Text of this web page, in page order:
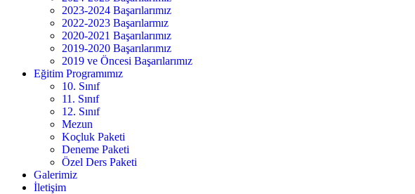
2023-2024 Başarılarımız
2022-2023 Başarılarmız
2020-2021 Başarılarımız
2019-2020 Başarılarımız
2019 ve Öncesi Başarılarımız
Eğitim Programımız
10. Sınıf
11. Sınıf
12. Sınıf
Mezun
Koçluk Paketi
Deneme Paketi
Özel Ders Paketi
Galerimiz
İletişim